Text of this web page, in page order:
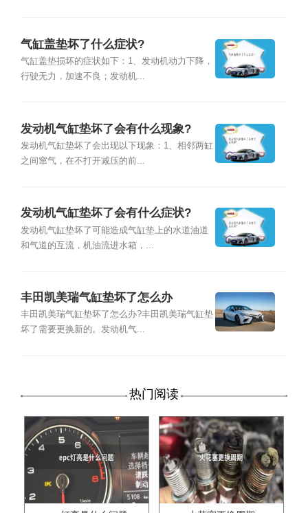
气缸盖垫坏了什么症状?
气缸盖垫损坏的症状如下：1、发动机动力下降，
行驶无力，加速不良；发动机...
发动机气缸垫坏了会有什么现象?
发动机气缸垫坏了会出现以下现象：1、相邻两缸
之间窜气，在不打开减压的前...
发动机气缸垫坏了会有什么症状?
发动机气缸垫坏了可能造成气缸垫上的水道油道
和气道的互流，机油流进水箱，...
丰田凯美瑞气缸垫坏了怎么办
丰田凯美瑞气缸垫坏了怎么办?丰田凯美瑞气缸垫
坏了需要更换新的。发动机气...
热门阅读